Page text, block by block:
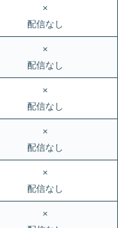
×
配信なし
×
配信なし
×
配信なし
×
配信なし
×
配信なし
×